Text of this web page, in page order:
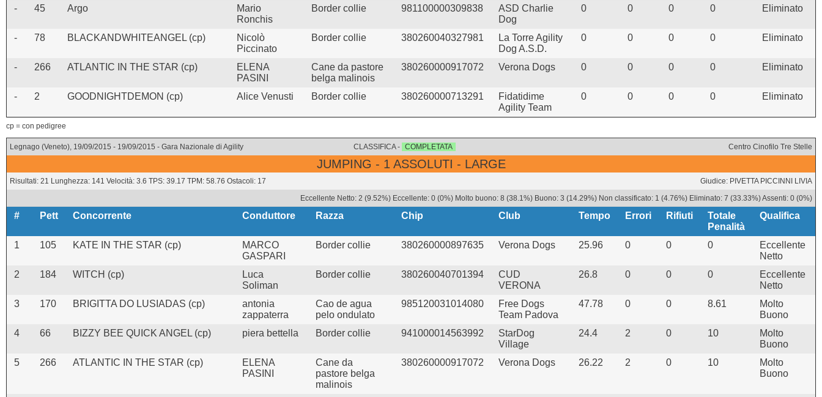
- 45 Argo
Mario
Ronchis
Border collie 981100000309838
ASD Charlie
Dog
0 0 0 0 Eliminato
- 78 BLACKANDWHITEANGEL (cp)
Nicolò
Piccinato
Border collie 380260040327981
La Torre Agility
Dog A.S.D.
0 0 0 0 Eliminato
- 266 ATLANTIC IN THE STAR (cp)
ELENA
PASINI
Cane da pastore
belga malinois
380260000917072 Verona Dogs 0 0 0 0 Eliminato
- 2 GOODNIGHTDEMON (cp) Alice Venusti Border collie 380260000713291
Fidatidime
Agility Team
0 0 0 0 Eliminato
cp = con pedigree
Legnago (Veneto), 19/09/2015 - 19/09/2015 - Gara Nazionale di Agility CLASSIFICA - COMPLETATA Centro Cinofilo Tre Stelle
JUMPING - 1 ASSOLUTI - LARGE
Risultati: 21 Lunghezza: 141 Velocità: 3.6 TPS: 39.17 TPM: 58.76 Ostacoli: 17
Giudice: PIVETTA PICCINNI LIVIA
Eccellente Netto: 2 (9.52%) Eccellente: 0 (0%) Molto buono: 8 (38.1%) Buono: 3 (14.29%) Non classificato: 1 (4.76%) Eliminato: 7 (33.33%) Assenti: 0 (0%)
# Pett Concorrente Conduttore Razza Chip Club Tempo Errori Rifiuti
Totale
Penalità
Qualifica
1 105 KATE IN THE STAR (cp)
MARCO
GASPARI
Border collie 380260000897635 Verona Dogs 25.96 0 0 0
Eccellente
Netto
2
184 WITCH (cp)
Luca
Soliman
Border collie 380260040701394
CUD
VERONA
26.8 0 0 0
Eccellente
Netto
3
170 BRIGITTA DO LUSIADAS (cp)
antonia
zappaterra
Cao de agua
pelo ondulato
985120031014080
Free Dogs
Team Padova
47.78 0 0 8.61
Molto
Buono
4
66 BIZZY BEE QUICK ANGEL (cp) piera bettella Border collie 941000014563992
StarDog
Village
24.4 2 0 10
Molto
Buono
5
266 ATLANTIC IN THE STAR (cp)
ELENA
PASINI
Cane da
pastore belga
malinois
380260000917072 Verona Dogs 26.22 2 0 10
Molto
Buono